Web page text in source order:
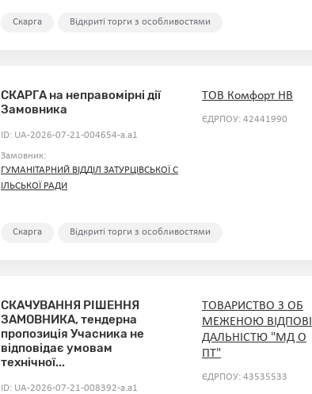
Скарга Відкриті торги з особливостями
Скарга Відкриті торги з особливостями
СКАРГА на неправомірні дії
Замовника
ID: UA-2026-07-21-004654-a.a1
Замовник:
ГУМАНІТАРНИЙ ВІДДІЛ ЗАТУРЦІВСЬКОЇ С
ІЛЬСЬКОЇ РАДИ
ТОВ Комфорт НВ
ЄДРПОУ: 42441990
СКАЧУВАННЯ РІШЕННЯ
ЗАМОВНИКА, тендерна
пропозиція Учасника не
відповідає умовам
технічної...
ID: UA-2026-07-21-008392-a.a1
ТОВАРИСТВО З ОБ
МЕЖЕНОЮ ВІДПОВІ
ДАЛЬНІСТЮ "МД О
ПТ"
ЄДРПОУ: 43535533